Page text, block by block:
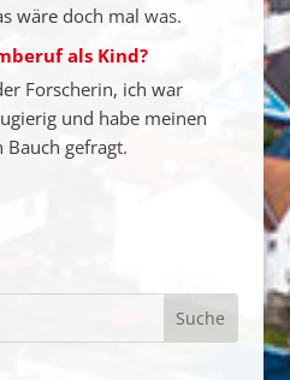
wäre doch mal was.
als Kind?
Forscherin, ich war
und habe meinen
Bauch gefragt.